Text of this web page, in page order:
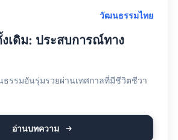
วัฒนธรรมไทย
เดิม: ประสบการณ์ทาง
รรมอันรุ่มรวยผ่านเทศกาลที่มีชีวิตชีวา
อ่านบทความ